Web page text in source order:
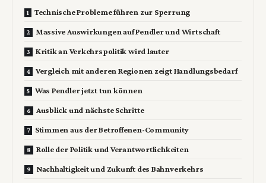
Technische Probleme führen zur Sperrung
Massive Auswirkungen auf Pendler und Wirtschaft
Kritik an Verkehrspolitik wird lauter
Vergleich mit anderen Regionen zeigt Handlungsbedarf
Was Pendler jetzt tun können
Ausblick und nächste Schritte
Stimmen aus der Betroffenen-Community
Rolle der Politik und Verantwortlichkeiten
Nachhaltigkeit und Zukunft des Bahnverkehrs